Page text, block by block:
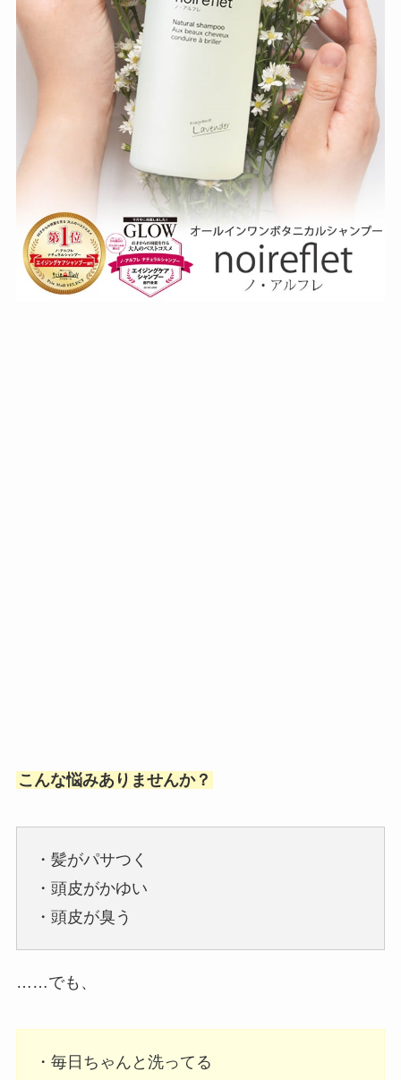
こんな悩みありませんか？
・髪がパサつく
・頭皮がかゆい
・頭皮が臭う
……でも、
・毎日ちゃんと洗ってる